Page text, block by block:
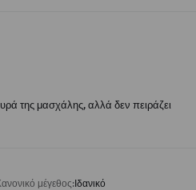
της μασχάλης, αλλά δεν πειράζει
μέγεθος:Ιδανικό